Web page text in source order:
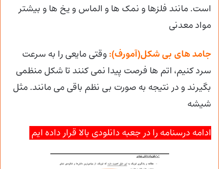
است. مانند فلزها و نمک ها و الماس و یخ ها و بیشتر
مواد معدنی
جامد های بی شکل(آمورف): وقتی مایعی را به سرعت
سرد کنیم، اتم ها فرصت پیدا نمی کنند تا شکل منظمی
بگیرند و در نتیجه به صورت بی نظم باقی می مانند. مثل
شیشه
ادامه درسنامه را در جعبه دانلودی بالا قرار داده ایم